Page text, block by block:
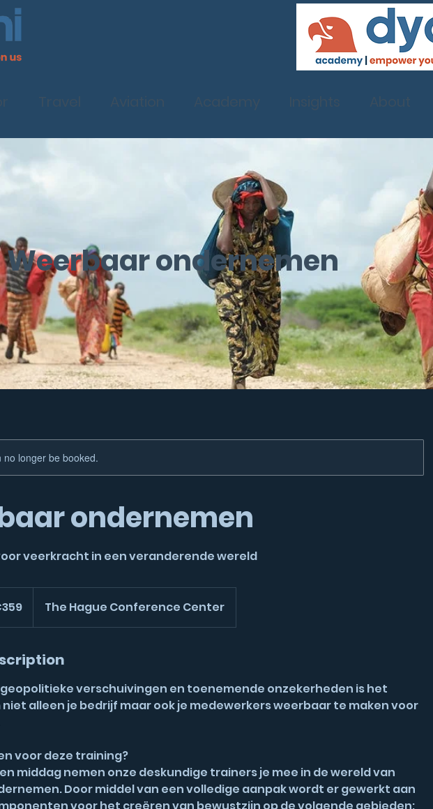
Weerbaar ondernemen
no longer be booked.
ondernemen
veerkracht in een veranderende wereld
The Hague Conference Center
verschuivingen en toenemende onzekerheden is het
alleen je bedrijf maar ook je medewerkers weerbaar te maken voor
voor deze training?
middag nemen onze deskundige trainers je mee in de wereld van
Door middel van een volledige aanpak wordt er gewerkt aan